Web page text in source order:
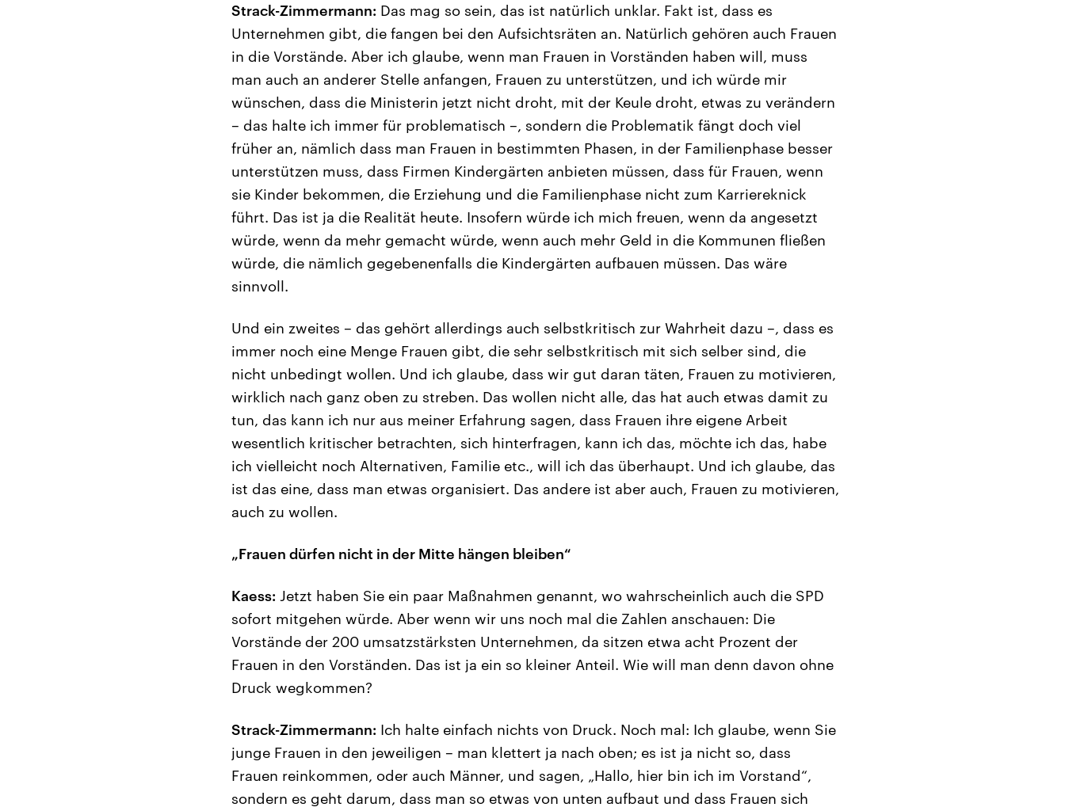
Strack-Zimmermann: Das mag so sein, das ist natürlich unklar. Fakt ist, dass es
Unternehmen gibt, die fangen bei den Aufsichtsräten an. Natürlich gehören auch Frauen
in die Vorstände. Aber ich glaube, wenn man Frauen in Vorständen haben will, muss
man auch an anderer Stelle anfangen, Frauen zu unterstützen, und ich würde mir
wünschen, dass die Ministerin jetzt nicht droht, mit der Keule droht, etwas zu verändern
– das halte ich immer für problematisch –, sondern die Problematik fängt doch viel
früher an, nämlich dass man Frauen in bestimmten Phasen, in der Familienphase besser
unterstützen muss, dass Firmen Kindergärten anbieten müssen, dass für Frauen, wenn
sie Kinder bekommen, die Erziehung und die Familienphase nicht zum Karriereknick
führt. Das ist ja die Realität heute. Insofern würde ich mich freuen, wenn da angesetzt
würde, wenn da mehr gemacht würde, wenn auch mehr Geld in die Kommunen fließen
würde, die nämlich gegebenenfalls die Kindergärten aufbauen müssen. Das wäre
sinnvoll.
Und ein zweites – das gehört allerdings auch selbstkritisch zur Wahrheit dazu –, dass es
immer noch eine Menge Frauen gibt, die sehr selbstkritisch mit sich selber sind, die
nicht unbedingt wollen. Und ich glaube, dass wir gut daran täten, Frauen zu motivieren,
wirklich nach ganz oben zu streben. Das wollen nicht alle, das hat auch etwas damit zu
tun, das kann ich nur aus meiner Erfahrung sagen, dass Frauen ihre eigene Arbeit
wesentlich kritischer betrachten, sich hinterfragen, kann ich das, möchte ich das, habe
ich vielleicht noch Alternativen, Familie etc., will ich das überhaupt. Und ich glaube, das
ist das eine, dass man etwas organisiert. Das andere ist aber auch, Frauen zu motivieren,
auch zu wollen.
„Frauen dürfen nicht in der Mitte hängen bleiben“
Kaess: Jetzt haben Sie ein paar Maßnahmen genannt, wo wahrscheinlich auch die SPD
sofort mitgehen würde. Aber wenn wir uns noch mal die Zahlen anschauen: Die
Vorstände der 200 umsatzstärksten Unternehmen, da sitzen etwa acht Prozent der
Frauen in den Vorständen. Das ist ja ein so kleiner Anteil. Wie will man denn davon ohne
Druck wegkommen?
Strack-Zimmermann: Ich halte einfach nichts von Druck. Noch mal: Ich glaube, wenn Sie
junge Frauen in den jeweiligen – man klettert ja nach oben; es ist ja nicht so, dass
Frauen reinkommen, oder auch Männer, und sagen, „Hallo, hier bin ich im Vorstand“,
sondern es geht darum, dass man so etwas von unten aufbaut und dass Frauen sich